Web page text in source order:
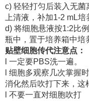
c) 轻轻打匀后装入无
上清液，补加1-2
d) 将细胞悬液按1:2比
瓶中，置于培养箱中培
贴壁细胞传代注意点：
l 一定要PBS洗一遍。
l 细胞多观察几次掌握
消化然后吹打下来，这
l 不要一直对细胞吹打